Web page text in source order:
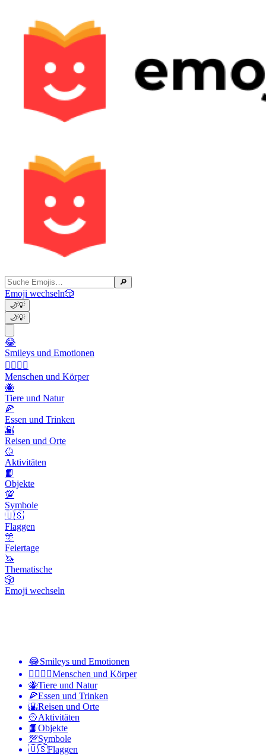
🔎
Emoji wechseln🎲
🌙💡
🌙💡
😂
Smileys und Emotionen
👩‍❤️‍💋‍👨
Menschen und Körper
🐝
Tiere und Natur
🍕
Essen und Trinken
🌇
Reisen und Orte
🥎
Aktivitäten
📙
Objekte
💯
Symbole
🇺🇸
Flaggen
🎊
Feiertage
🦄
Thematische
🎲
Emoji wechseln
😂Smileys und Emotionen
👩‍❤️‍💋‍👨Menschen und Körper
🐝Tiere und Natur
🍕Essen und Trinken
🌇Reisen und Orte
🥎Aktivitäten
📙Objekte
💯Symbole
🇺🇸Flaggen